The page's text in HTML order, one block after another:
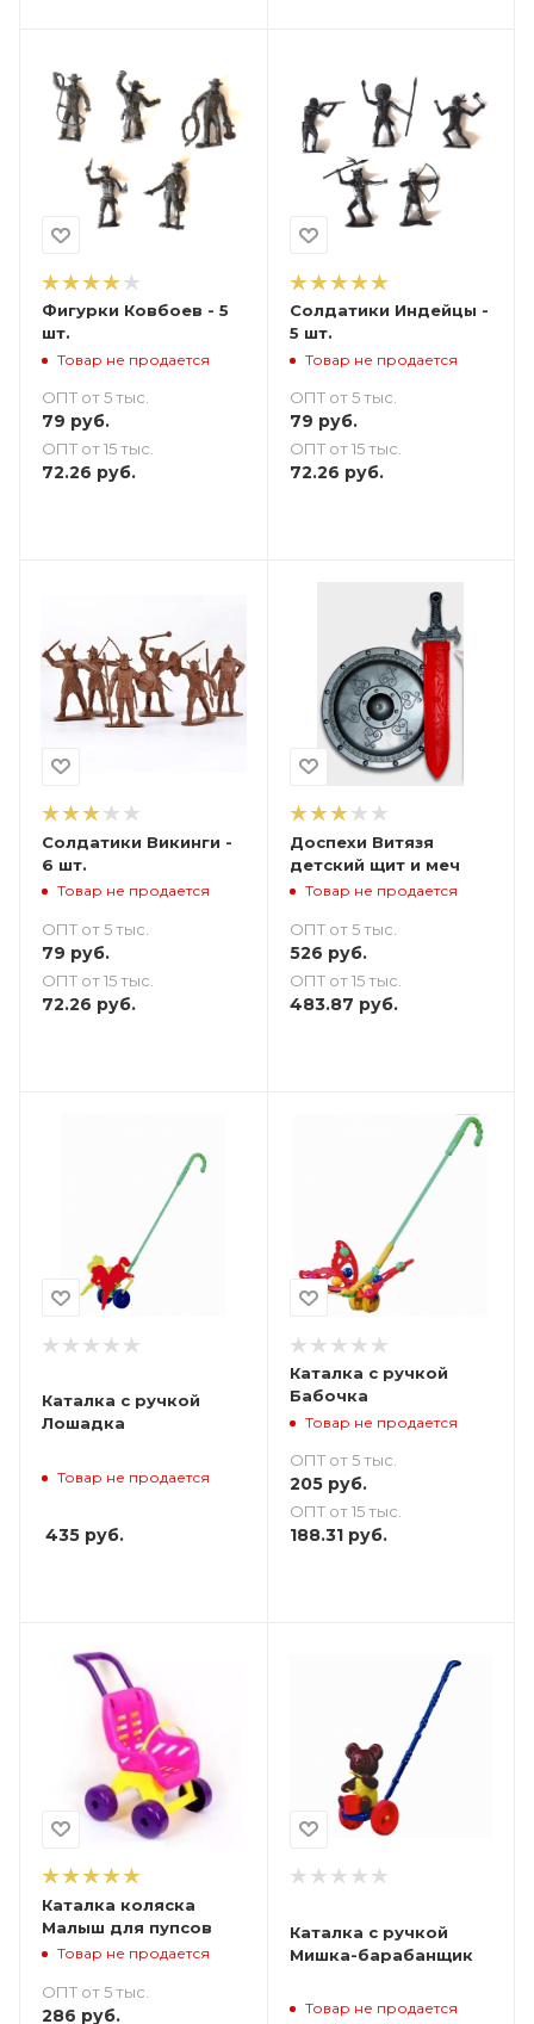
Фигурки Ковбоев - 5
шт.
Товар не продается
ОПТ от 5 тыс.
79 руб.
ОПТ от 15 тыс.
72.26 руб.
Солдатики Индейцы -
5 шт.
Товар не продается
ОПТ от 5 тыс.
79 руб.
ОПТ от 15 тыс.
72.26 руб.
Солдатики Викинги -
6 шт.
Товар не продается
ОПТ от 5 тыс.
79 руб.
ОПТ от 15 тыс.
72.26 руб.
Доспехи Витязя
детский щит и меч
Товар не продается
ОПТ от 5 тыс.
526 руб.
ОПТ от 15 тыс.
483.87 руб.
Каталка с ручкой
Лошадка
Товар не продается
435 руб.
Каталка с ручкой
Бабочка
Товар не продается
ОПТ от 5 тыс.
205руб.
ОПТ от 15 тыс.
188.31руб.
Каталка коляска
Малыш для пупсов
Товар не продается
ОПТ от 5 тыс.
286 руб.
Каталка с ручкой
Мишка-барабанщик
Товар не продается